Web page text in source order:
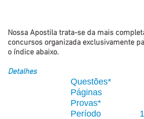
Nossa Apostila trata-se da mais
concursos organizada exclusivamente
o índice abaixo.
Detalhes
Questões*
Páginas
Provas*
Período 1999 -